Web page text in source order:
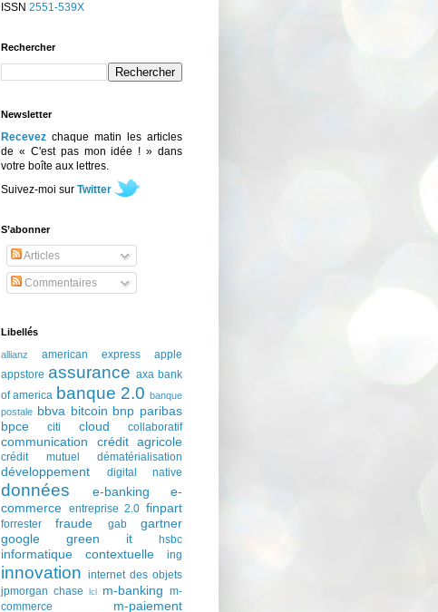
ISSN 2551-539X
Rechercher
Newsletter
Recevez chaque matin les articles
de « C'est pas mon idée ! » dans
votre boîte aux lettres.
Suivez-moi sur Twitter
S’abonner
Articles
Commentaires
Libellés
allianz american express
apple
appstore assurance axa bank
of america banque 2.0 banque
postale bbva bitcoin bnp paribas
bpce
citi cloud collaboratif
communication crédit agricole
crédit mutuel dématérialisation
développement digital native
données e-banking
e-
commerce entreprise 2.0 finpart
forrester fraude gab
gartner
google
green it hsbc
informatique contextuelle ing
innovation internet des objets
jpmorgan chase
lcl m-banking m-
commerce
m-paiement